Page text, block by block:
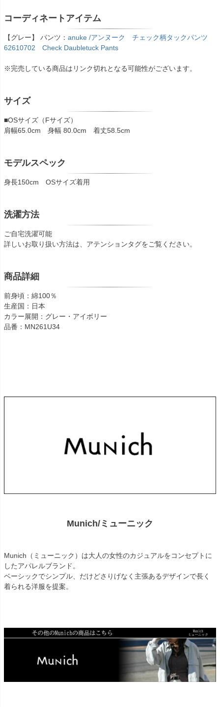
コーディネートアイテム
【グレー】 パンツ： anuke /アンヌーク チェック柄タックパンツ
62610702 Check Daubletuck Pants
※完売している商品はリンク切れとなる可能性がございます。
サイズ
■OSサイズ（Fサイズ）
肩幅65.0cm 身幅 80.0cm 着丈58.5cm
モデルスペック
身長150cm OSサイズ着用
洗濯方法
ご自宅洗濯可能
詳しいお取り扱い方法は、アテンションタグをご覧ください。
商品詳細
前身頃：綿100％
生産国：日本
カラー展開：グレー・アイボリー
品番：MN261U34
Munich/ミューニック
Munich（ミューニック）は大人の女性のカジュアルをコンセプトに
したアパレルブランド。
ベーシックでシンプル、だけどさりげなく主張あるデザインで長く
着られる洋服を提案。